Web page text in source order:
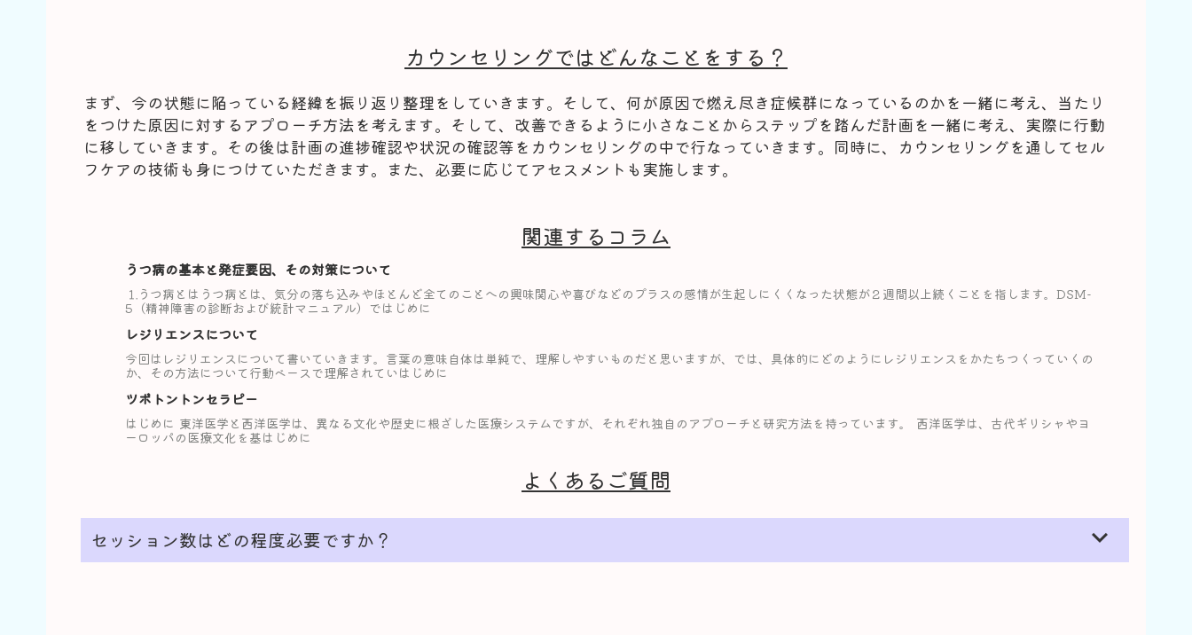
カウンセリングではどんなことをする？
まず、今の状態に陥っている経緯を振り返り整理をしていきます。そして、何が原因で燃え尽き症候群になっているのかを一緒に考え、当たり
をつけた原因に対するアプローチ方法を考えます。そして、改善できるように小さなことからステップを踏んだ計画を一緒に考え、実際に行動
に移していきます。その後は計画の進捗確認や状況の確認等をカウンセリングの中で行なっていきます。同時に、カウンセリングを通してセル
フケアの技術も身につけていただきます。また、必要に応じてアセスメントも実施します。
関連するコラム
うつ病の基本と発症要因、その対策について
⒈うつ病とはうつ病とは、気分の落ち込みやほとんど全てのことへの興味関心や喜びなどのプラスの感情が生起しにくくなった状態が２週間以上続くことを指します。DSM-
5（精神障害の診断および統計マニュアル）ではじめに
レジリエンスについて
今回はレジリエンスについて書いていきます。言葉の意味自体は単純で、理解しやすいものだと思いますが、では、具体的にどのようにレジリエンスをかたちつくっていくの
か、その方法について行動ベースで理解されていはじめに
ツボトントンセラピー
はじめに 東洋医学と西洋医学は、異なる文化や歴史に根ざした医療システムですが、それぞれ独自のアプローチと研究方法を持っています。 西洋医学は、古代ギリシャやヨ
ーロッパの医療文化を基はじめに
よくあるご質問
セッション数はどの程度必要ですか？ expand_more